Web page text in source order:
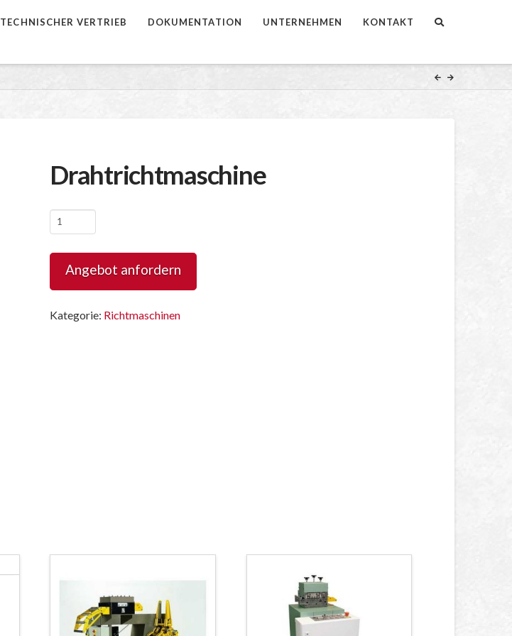
TECHNISCHER VERTRIEB DOKUMENTATION UNTERNEHMEN KONTAKT
Drahtrichtmaschine
Drahtrichtmaschine
Menge
Angebot anfordern
Kategorie: Richtmaschinen